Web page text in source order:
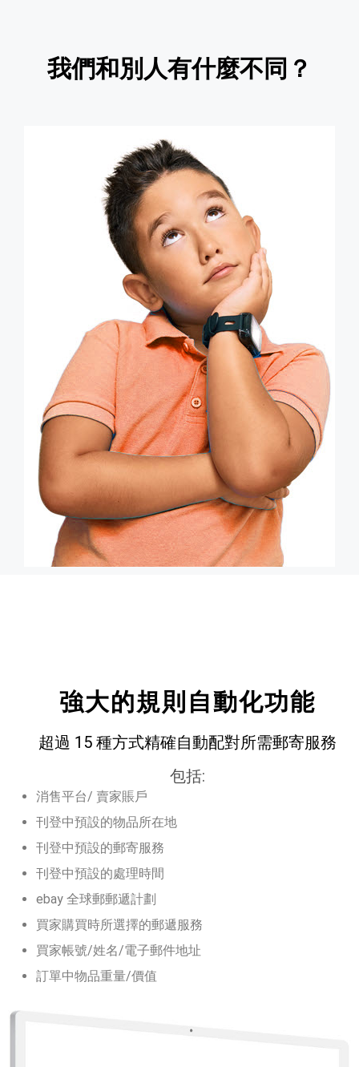
我們和別人有什麼不同？
強大的規則自動化功能
超過 15 種方式精確自動配對所需郵寄服務
包括:
消售平台/ 賣家賬戶
刊登中預設的物品所在地
刊登中預設的郵寄服務
刊登中預設的處理時間
ebay 全球郵郵遞計劃
買家購買時所選擇的郵遞服務
買家帳號/姓名/電子郵件地址
訂單中物品重量/價值